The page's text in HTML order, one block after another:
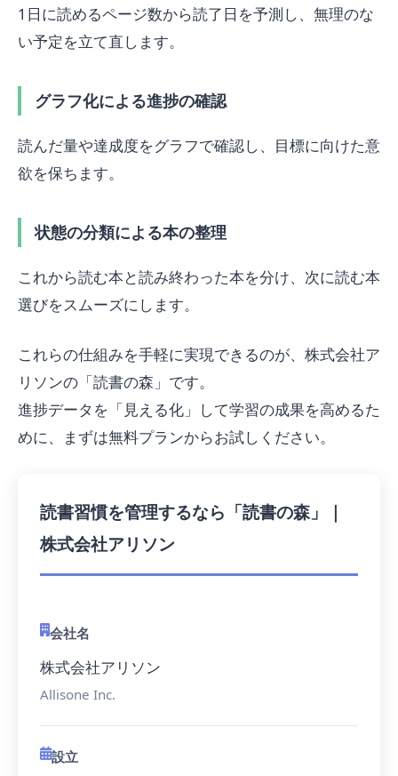
1日に読めるページ数から読了日を予測し、無理のな
い予定を立て直します。
グラフ化による進捗の確認
読んだ量や達成度をグラフで確認し、目標に向けた意
欲を保ちます。
状態の分類による本の整理
これから読む本と読み終わった本を分け、次に読む本
選びをスムーズにします。
これらの仕組みを手軽に実現できるのが、株式会社ア
リソンの「読書の森」です。
進捗データを「見える化」して学習の成果を高めるた
めに、まずは無料プランからお試しください。
読書習慣を管理するなら「読書の森」｜
株式会社アリソン
会社名
株式会社アリソン
Allisone Inc.
設立